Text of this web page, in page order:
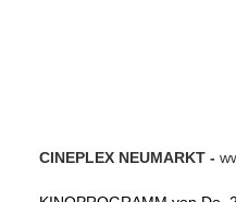
CINEPLEX NEUMARKT -